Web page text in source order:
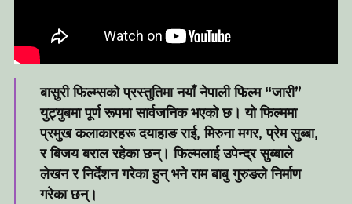
बासुरी फिल्म्सको प्रस्तुतिमा नयाँ नेपाली फिल्म “जारी”
युट्युबमा पूर्ण रूपमा सार्वजनिक भएको छ। यो फिल्ममा
प्रमुख कलाकारहरू दयाहाङ राई, मिरुना मगर, प्रेम सुब्बा,
र बिजय बराल रहेका छन्। फिल्मलाई उपेन्द्र सुब्बाले
लेखन र निर्देशन गरेका हुन् भने राम बाबु गुरुङले निर्माण
गरेका छन्।